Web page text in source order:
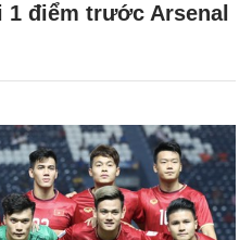
điểm trước Arsenal